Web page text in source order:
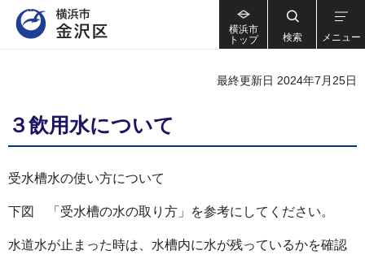
横浜市
トップ
検索 メニュー
最終更新日 2024年7月25日
３飲用水について
受水槽水の使い方について
下図 「受水槽の水の取り方」を参考にしてください。
水道水が止まった時は、水槽内に水が残っているかを確認